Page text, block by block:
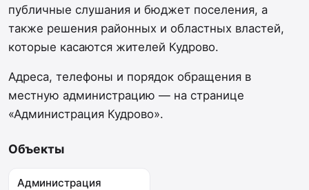
публичные слушания и бюджет поселения, а
также решения районных и областных властей,
которые касаются жителей Кудрово.
Адреса, телефоны и порядок обращения в
местную администрацию — на странице
«Администрация Кудрово».
Объекты
Администрация